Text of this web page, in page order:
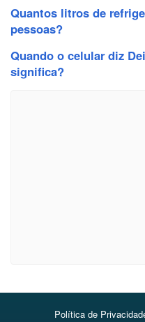
Quantos litros de
pessoas?
Quando o celular diz
significa?
Política de